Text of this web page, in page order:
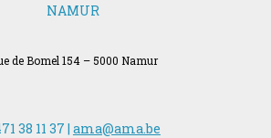
NAMUR
de Bomel 154 – 5000 Namur
38 11 37 | ama@ama.be